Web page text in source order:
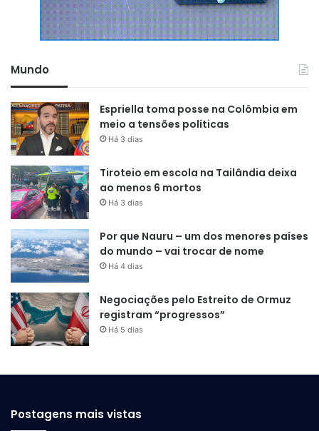
Mundo
Espriella toma posse na Colômbia em
meio a tensões políticas
Há 3 dias
Tiroteio em escola na Tailândia deixa
ao menos 6 mortos
Há 3 dias
Por que Nauru – um dos menores países
do mundo – vai trocar de nome
Há 4 dias
Negociações pelo Estreito de Ormuz
registram “progressos”
Há 5 dias
Postagens mais vistas